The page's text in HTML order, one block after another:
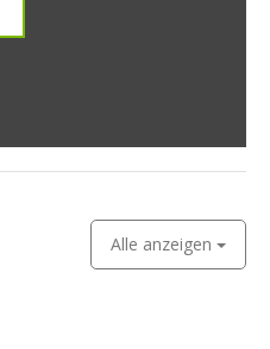
Alle anzeigen